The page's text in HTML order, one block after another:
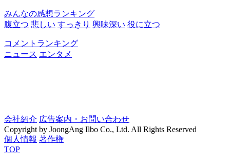
みんなの感想ランキング
腹立つ 悲しい すっきり 興味深い 役に立つ
コメントランキング
ニュース エンタメ
会社紹介 広告案内・お問い合わせ
Copyright by JoongAng Ilbo Co., Ltd. All Rights Reserved
個人情報 著作権
TOP